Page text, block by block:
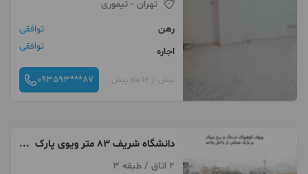
تهران - تیموری
رهن
توافقی
اجاره
توافقی
بیش از 12 ماه پیش 093593***87
دانشگاه شریف 83 متر ویوی پارک
و کوه
2 اتاق / طبقه 3